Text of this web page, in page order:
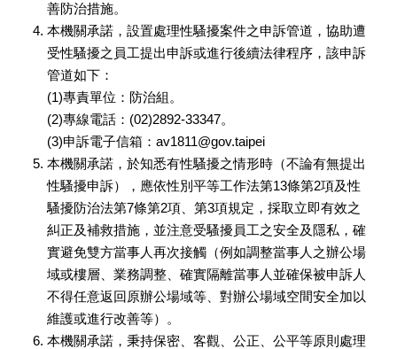
善防治措施。
本機關承諾，設置處理性騷擾案件之申訴管道，協助遭
受性騷擾之員工提出申訴或進行後續法律程序，該申訴
管道如下：
(1)專責單位：防治組。
(2)專線電話：(02)2892-33347。
(3)申訴電子信箱：av1811@gov.taipei
本機關承諾，於知悉有性騷擾之情形時（不論有無提出
性騷擾申訴），應依性別平等工作法第13條第2項及性
騷擾防治法第7條第2項、第3項規定，採取立即有效之
糾正及補救措施，並注意受騷擾員工之安全及隱私，確
實避免雙方當事人再次接觸（例如調整當事人之辦公場
域或樓層、業務調整、確實隔離當事人並確保被申訴人
不得任意返回原辦公場域等、對辦公場域空間安全加以
維護或進行改善等）。
本機關承諾，秉持保密、客觀、公正、公平等原則處理